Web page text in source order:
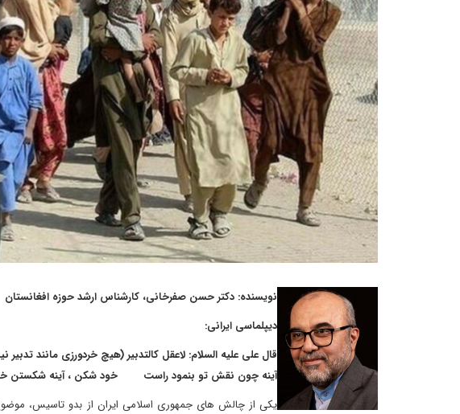
نویسنده: دکتر حسن صفرخانی، کارشناس ارشد حوزه افغانستان
دیپلماسی ایرانی:
قال علی علیه السلام: لاعقل کالتدبیر (هیچ خردورزی مانند تدبیر
آینه چون نقش تو بنمود راست خود شکن ، آینه شکستن
یکی از چالش های جمهوری اسلامی ایران از بدو تاسیس، موضوع